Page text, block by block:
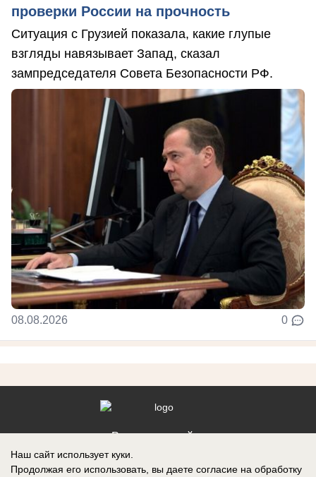
проверки России на прочность
Ситуация с Грузией показала, какие глупые
взгляды навязывает Запад, сказал
зампредседателя Совета Безопасности РФ.
08.08.2026 0
Реклама на сайте
Наш сайт использует куки.
Продолжая его использовать, вы даете согласие на обработку